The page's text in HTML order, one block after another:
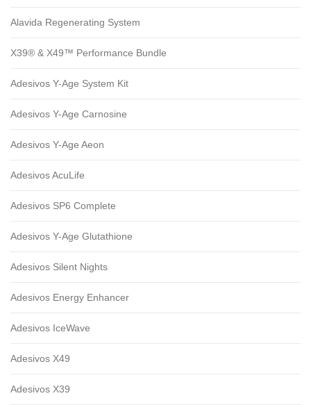
Alavida Regenerating System
X39® & X49™ Performance Bundle
Adesivos Y-Age System Kit
Adesivos Y-Age Carnosine
Adesivos Y-Age Aeon
Adesivos AcuLife
Adesivos SP6 Complete
Adesivos Y-Age Glutathione
Adesivos Silent Nights
Adesivos Energy Enhancer
Adesivos IceWave
Adesivos X49
Adesivos X39